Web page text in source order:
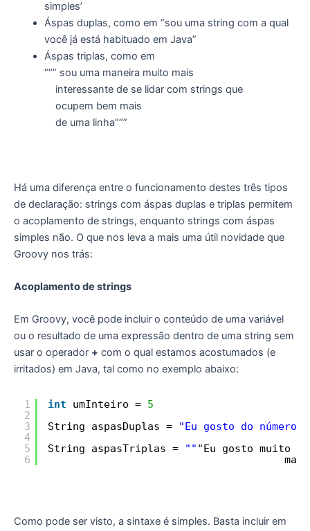
simples’
Áspas duplas, como em “sou uma string com a qual
você já está habituado em Java”
Áspas triplas, como em
“”” sou uma maneira muito mais
interessante de se lidar com strings que
ocupem bem mais
de uma linha”””
Há uma diferença entre o funcionamento destes três tipos
de declaração: strings com áspas duplas e triplas permitem
o acoplamento de strings, enquanto strings com áspas
simples não. O que nos leva a mais uma útil novidade que
Groovy nos trás:
Acoplamento de strings
Em Groovy, você pode incluir o conteúdo de uma variável
ou o resultado de uma expressão dentro de uma string sem
usar o operador + com o qual estamos acostumados (e
irritados) em Java, tal como no exemplo abaixo:
1
2
3
4
5
6
int umInteiro = 5
String aspasDuplas =
"Eu gosto do número
String aspasTriplas =
"" "Eu gosto muito
mas
Como pode ser visto, a sintaxe é simples. Basta incluir em